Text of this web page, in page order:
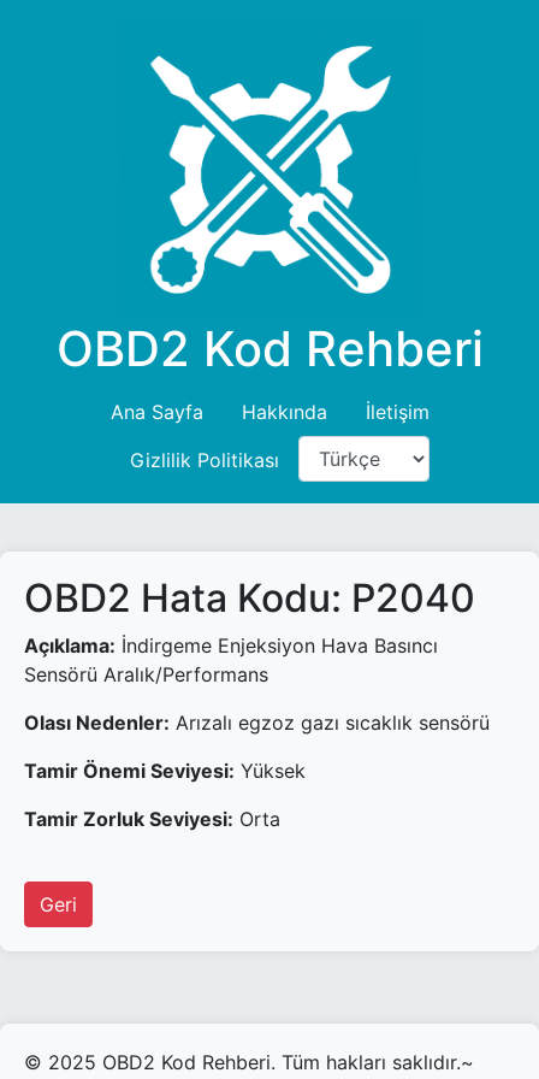
OBD2 Kod Rehberi
Ana Sayfa Hakkında
İletişim
Gizlilik Politikası
OBD2 Hata Kodu: P2040
Açıklama: İndirgeme Enjeksiyon Hava Basıncı
Sensörü Aralık/Performans
Olası Nedenler: Arızalı egzoz gazı sıcaklık sensörü
Tamir Önemi Seviyesi: Yüksek
Tamir Zorluk Seviyesi: Orta
Geri
© 2025 OBD2 Kod Rehberi. Tüm hakları saklıdır.~